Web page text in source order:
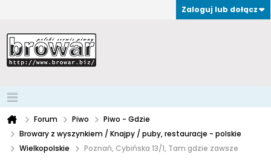
Zaloguj lub dołącz
Forum Piwo
Piwo - Gdzie
Browary z wyszynkiem / Knajpy / puby, restauracje - polskie
Wielkopolskie
Poznań, Cybińska 13/1, Tam gdzie zawsze